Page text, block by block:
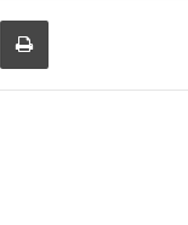
por correo electrónicoImprimir